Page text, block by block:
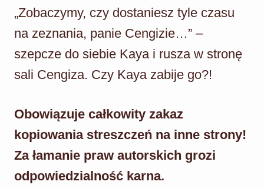
„Zobaczymy, czy dostaniesz tyle czasu
na zeznania, panie Cengizie…” –
szepcze do siebie Kaya i rusza w stronę
sali Cengiza. Czy Kaya zabije go?!
Obowiązuje całkowity zakaz
kopiowania streszczeń na inne strony!
Za łamanie praw autorskich grozi
odpowiedzialność karna.